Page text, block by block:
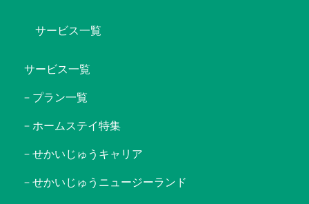
サービス一覧
サービス一覧
プラン一覧
ホームステイ特集
せかいじゅうキャリア
せかいじゅうニュージーランド